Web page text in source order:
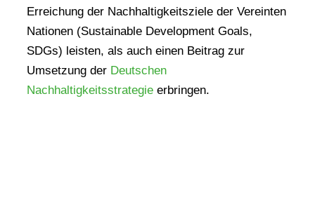
Erreichung der Nachhaltigkeitsziele der Vereinten
Nationen (Sustainable Development Goals,
SDGs) leisten, als auch einen Beitrag zur
Umsetzung der Deutschen
Nachhaltigkeitsstrategie erbringen.